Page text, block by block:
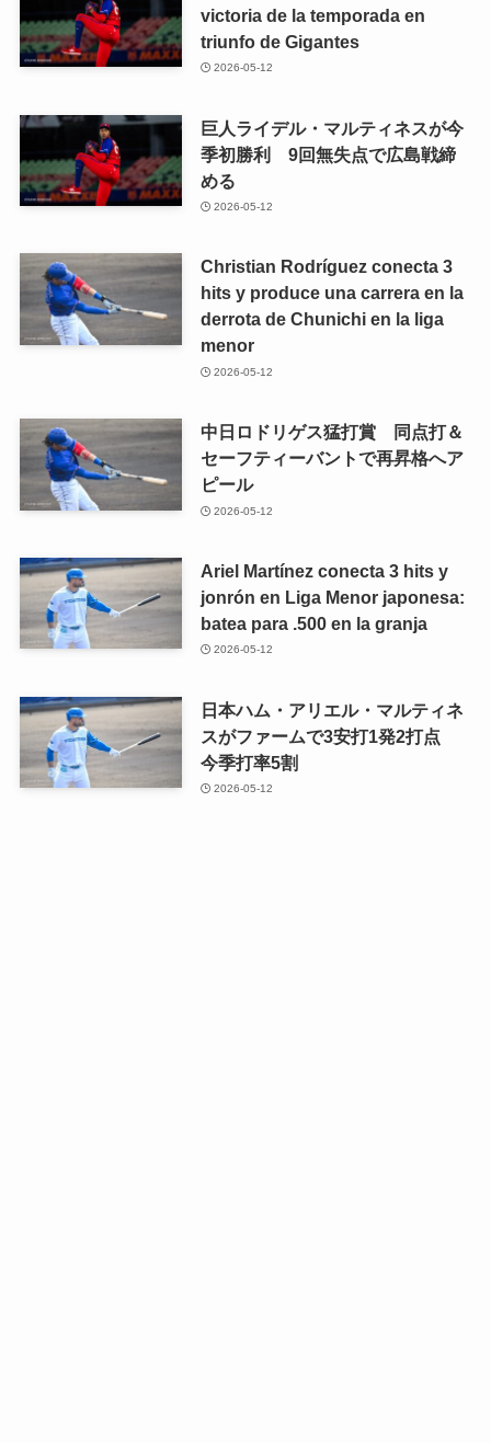
victoria de la temporada en
triunfo de Gigantes
2026-05-12
巨人ライデル・マルティネスが今
季初勝利 9回無失点で広島戦締
める
2026-05-12
Christian Rodríguez conecta 3
hits y produce una carrera en la
derrota de Chunichi en la liga
menor
2026-05-12
中日ロドリゲス猛打賞 同点打＆
セーフティーバントで再昇格へア
ピール
2026-05-12
Ariel Martínez conecta 3 hits y
jonrón en Liga Menor japonesa:
batea para .500 en la granja
2026-05-12
日本ハム・アリエル・マルティネ
スがファームで3安打1発2打点
今季打率5割
2026-05-12